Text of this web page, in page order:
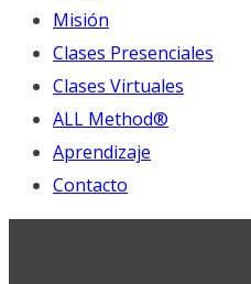
Misión
Clases Presenciales
Clases Virtuales
ALL Method®
Aprendizaje
Contacto